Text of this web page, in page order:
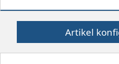
Artikel